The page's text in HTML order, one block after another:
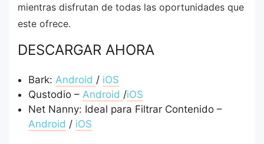
mientras disfrutan de todas las oportunidades que
este ofrece.
DESCARGAR AHORA
Bark: Android / iOS
Qustodio – Android /iOS
Net Nanny: Ideal para Filtrar Contenido –
Android / iOS